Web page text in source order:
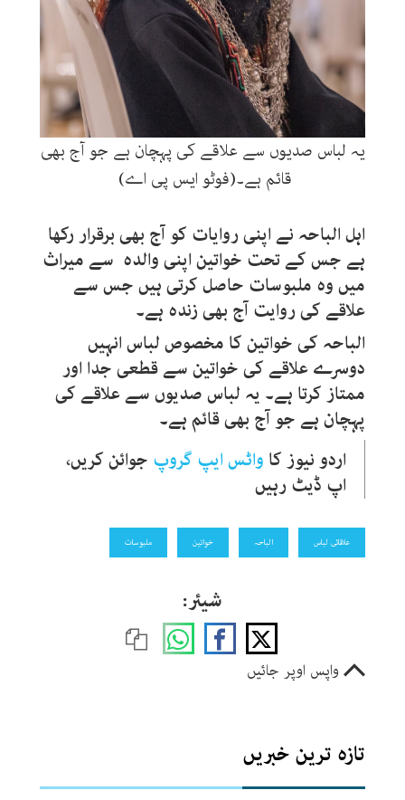
یہ لباس صدیوں سے علاقے کی پہچان ہے جو آج بھی
قائم ہے۔(فوٹو ایس پی اے)
اہل الباحہ نے اپنی روایات کو آج بھی برقرار رکھا
ہے جس کے تحت خواتین اپنی والدہ سے میراث
میں وہ ملبوسات حاصل کرتی ہیں جس سے
علاقے کی روایت آج بھی زندہ ہے۔
الباحہ کی خواتین کا مخصوص لباس انہیں
دوسرے علاقے کی خواتین سے قطعی جدا اور
ممتاز کرتا ہے۔ یہ لباس صدیوں سے علاقے کی
پہچان ہے جو آج بھی قائم ہے۔
اردو نیوز کا واٹس ایپ گروپ جوائن کریں،
اپ ڈیٹ رہیں
علاقائی لباس الباحہ خواتین ملبوسات
شیئر:
واپس اوپر جائیں
تازہ ترین خبریں